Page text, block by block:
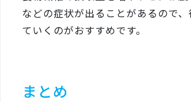
などの症状が出ることがあるので
ていくのがおすすめです。
まとめ